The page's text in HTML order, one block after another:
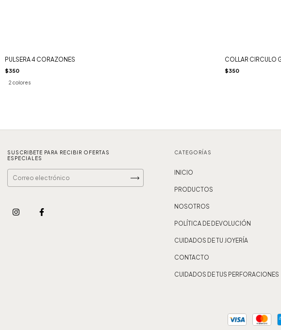
PULSERA 4 CORAZONES
$350
2 colores
COLLAR CIRCULO
$350
SUSCRIBETE PARA RECIBIR OFERTAS
ESPECIALES
CATEGORÍAS
INICIO
PRODUCTOS
NOSOTROS
POLÍTICA DE DEVOLUCIÓN
CUIDADOS DE TU JOYERÍA
CONTACTO
CUIDADOS DE TUS PERFORACIONES